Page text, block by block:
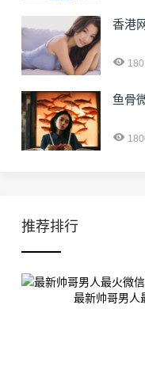
香港
鱼骨
推荐排行
最新帅哥男人